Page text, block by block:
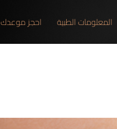
المعلومات الطبية احجز موعدك